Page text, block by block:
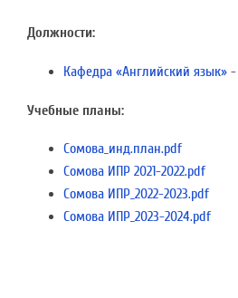
Должности:
Кафедра «Английский язык» -
Учебные планы:
Сомова_инд.план.pdf
Сомова ИПР 2021-2022.pdf
Сомова ИПР_2022-2023.pdf
Сомова ИПР_2023-2024.pdf